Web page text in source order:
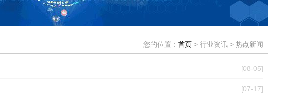
您的位置： 首页 > 行业资讯 > 热点新闻
[08-05]
[07-17]